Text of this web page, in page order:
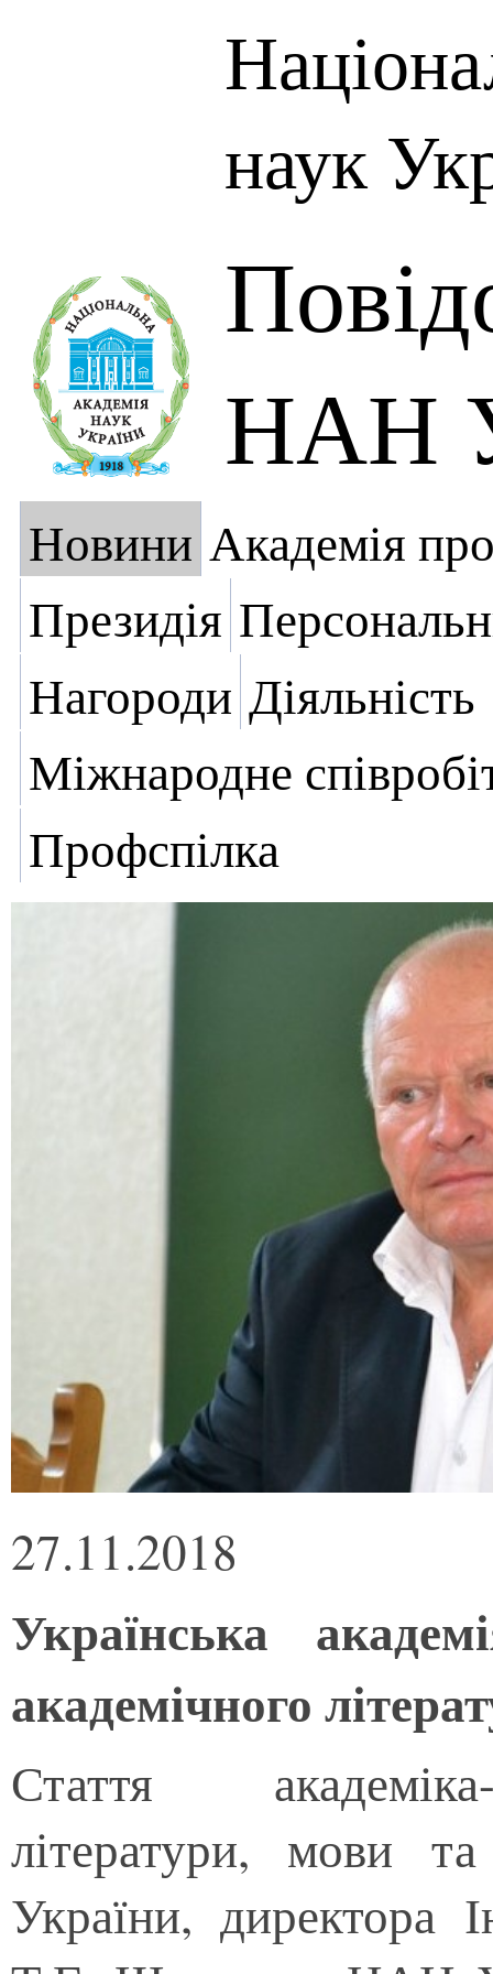
наук
НАН
Новини Академія
Президія
Нагороди Діяльність
Міжнародне
Профспілка
27.11.2018
Українська
академічного
Стаття
літератури, мови
України, директора